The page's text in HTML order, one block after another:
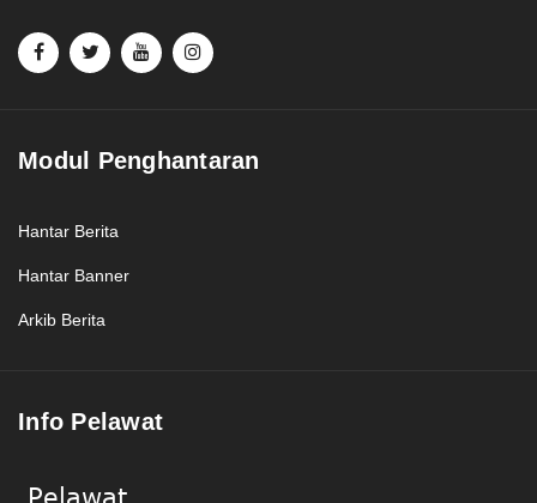
Modul Penghantaran
Hantar Berita
Hantar Banner
Arkib Berita
Info Pelawat